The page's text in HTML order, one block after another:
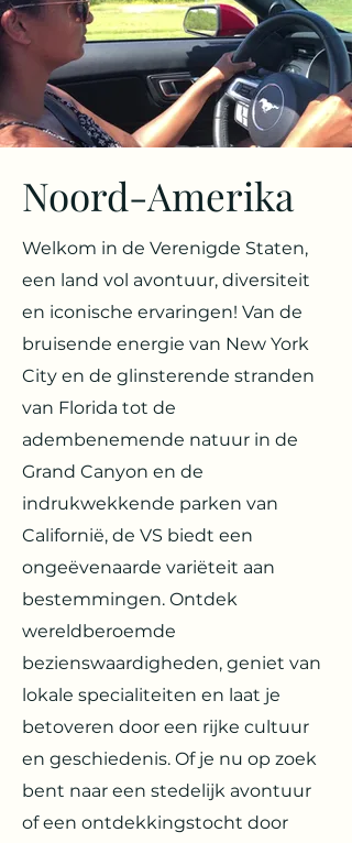
Noord-Amerika
Welkom in de Verenigde Staten,
een land vol avontuur, diversiteit
en iconische ervaringen! Van de
bruisende energie van New York
City en de glinsterende stranden
van Florida tot de
adembenemende natuur in de
Grand Canyon en de
indrukwekkende parken van
Californië, de VS biedt een
ongeëvenaarde variëteit aan
bestemmingen. Ontdek
wereldberoemde
bezienswaardigheden, geniet van
lokale specialiteiten en laat je
betoveren door een rijke cultuur
en geschiedenis. Of je nu op zoek
bent naar een stedelijk avontuur
of een ontdekkingstocht door